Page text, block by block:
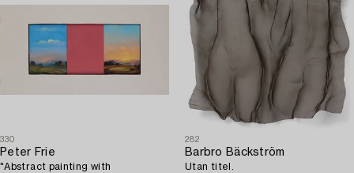
330
Peter Frie
"Abstract painting with
282
Barbro Bäckström
Utan titel.